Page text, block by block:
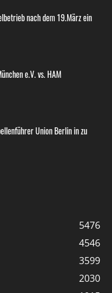
nach dem 19.März ein
e.V. vs. HAM
Union Berlin in zu
5476
4546
3599
2030